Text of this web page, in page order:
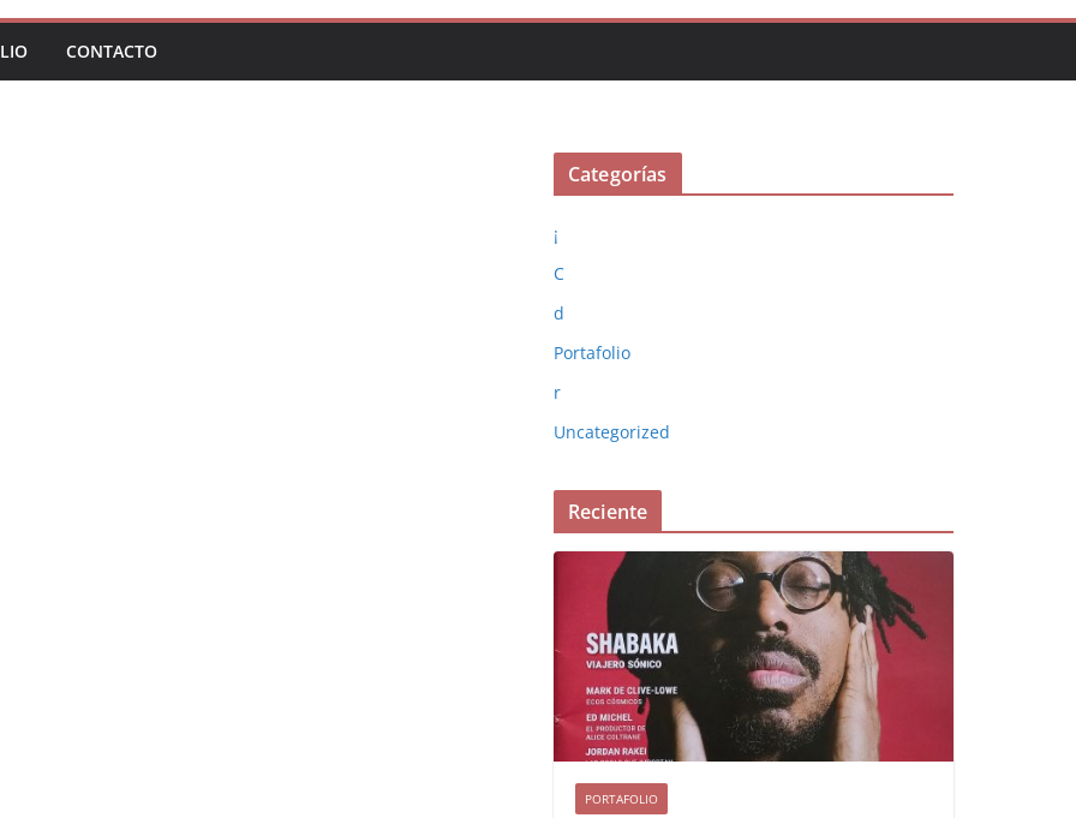
CONTACTO
Categorías
¡
C
d
Portafolio
r
Uncategorized
Reciente
PORTAFOLIO